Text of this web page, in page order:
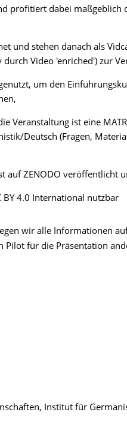
profitiert dabei maßgeblich
und stehen danach als
Video 'enriched') zur
um den
Veranstaltung ist eine
Deutsch (Fragen,
auf ZENODO veröffentlicht
BY 4.0 International nutzbar
wir alle Informationen
Pilot für die Präsentation
Institut für